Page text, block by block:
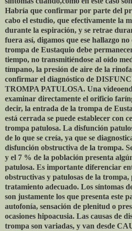
Habría que confirmar por parte del
cabo el estudio, que efectivamente la
durante la espiración, y se retrae
fuera así, digamos que ese hallazgo
trompa de Eustaquio debe
tiempo, no transmitiéndose al oído
tímpano, la presión de aire de la
confirmar el diagnóstico de
TROMPA PATULOSA. Una
examinar directamente el orificio
decir, la entrada de la trompa de
está cerrada se puede establecer con
trompa patulosa. La disfunción
de lo que se creía, ya que se
disfunción obstructiva de la trompa.
y el 7 % de la población presenta
patulosa. Es importante diferenciar
obstructivas y patulosas de la trompa,
tratamiento adecuado. Los síntomas
son justamente los que presenta este
autofonía, sensación de plenitud o
ocasiones hipoacusia. Las causas de
trompa son variadas, y van desde